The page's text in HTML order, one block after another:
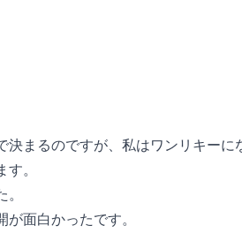
まるのですが、私はワンリキーに
。
面白かったです。